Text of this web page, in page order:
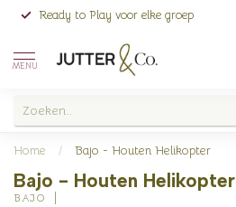
Ready to Play voor elke groep
MENU
Home / Bajo - Houten Helikopter
Bajo - Houten Helikopter
BAJO